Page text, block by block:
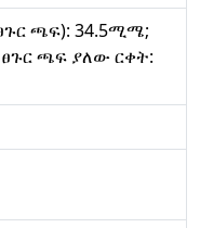
ጫፍ): 34.5ሚሜ;
ጫፍ ያለው ርቀት: